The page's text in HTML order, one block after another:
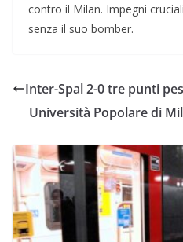
contro il Milan. Impegni
senza il suo bomber.
Inter-Spal 2-0 tre punti
Università Popolare di